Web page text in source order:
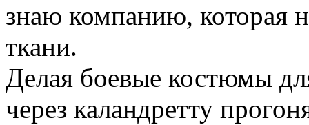
знаю компанию, которая
ткани.
Делая боевые костюмы
через каландретту